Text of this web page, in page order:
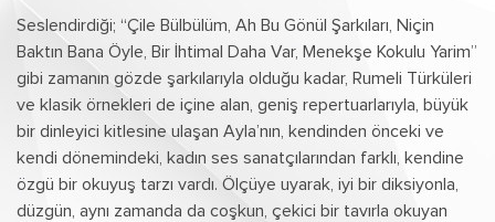
Seslendirdiği; “Çile Bülbülüm, Ah Bu Gönül Şarkıları, Niçin
Baktın Bana Öyle, Bir İhtimal Daha Var, Menekşe Kokulu Yarim”
gibi zamanın gözde şarkılarıyla olduğu kadar, Rumeli Türküleri
ve klasik örnekleri de içine alan, geniş repertuarlarıyla, büyük
bir dinleyici kitlesine ulaşan Ayla’nın, kendinden önceki ve
kendi dönemindeki, kadın ses sanatçılarından farklı, kendine
özgü bir okuyuş tarzı vardı. Ölçüye uyarak, iyi bir diksiyonla,
düzgün, aynı zamanda da coşkun, çekici bir tavırla okuyan